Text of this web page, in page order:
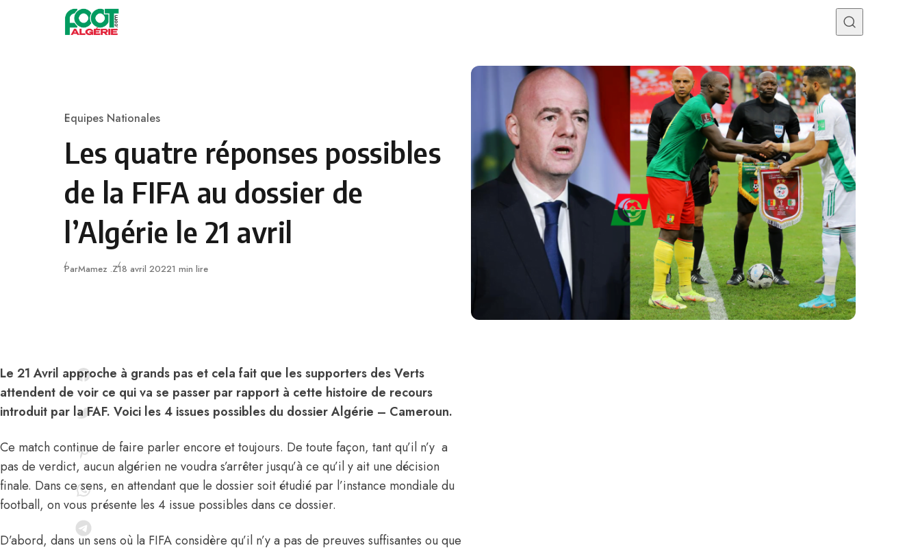
Skip to content
Category
Equipes Nationales
Les quatre réponses possibles
de la FIFA au dossier de
l’Algérie le 21 avril
ParMamez .ZPublié
18 avril 20221 min lire
Le 21 Avril approche à grands pas et cela fait que les supporters des Verts
attendent de voir ce qui va se passer par rapport à cette histoire de recours
introduit par la FAF. Voici les 4 issues possibles du dossier Algérie – Cameroun.
Ce match continue de faire parler encore et toujours. De toute façon, tant qu’il n’y a
pas de verdict, aucun algérien ne voudra s’arrêter jusqu’à ce qu’il y ait une décision
finale. Dans ce sens, en attendant que le dossier soit étudié par l’instance mondiale du
football, on vous présente les 4 issue possibles dans ce dossier.
D’abord, dans un sens où la FIFA considère qu’il n’y a pas de preuves suffisantes ou que